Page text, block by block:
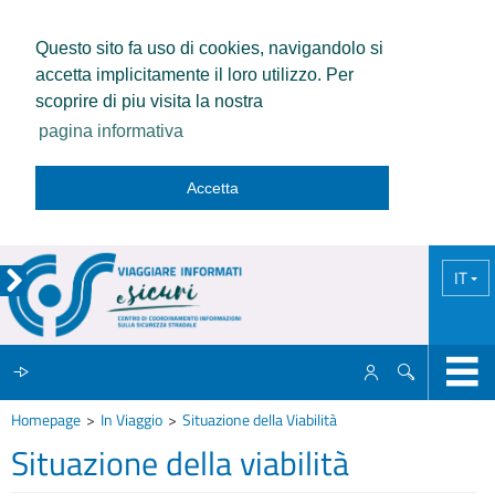
Questo sito fa uso di cookies, navigandolo si
accetta implicitamente il loro utilizzo. Per
scoprire di piu visita la nostra
pagina informativa
Accetta
IT
IL CCISS
Homepage In Viaggio Situazione della Viabilità
Situazione della viabilità